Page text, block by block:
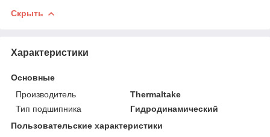
Скрыть
Характеристики
Основные
Производитель
Thermaltake
Тип подшипника
Гидродинамический
Пользовательские характеристики